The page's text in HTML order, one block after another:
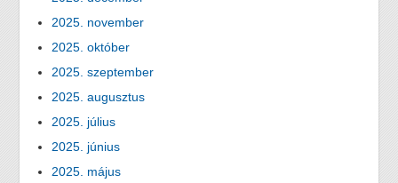
2025. november
2025. október
2025. szeptember
2025. augusztus
2025. július
2025. június
2025. május